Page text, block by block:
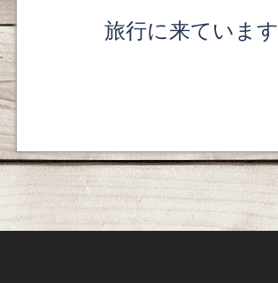
ナ
シ
ョ
ン
旅行に来ています